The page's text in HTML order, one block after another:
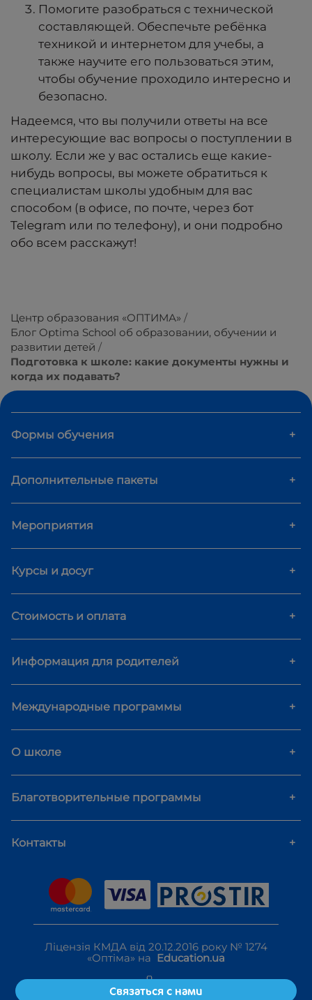
Помогите разобраться с технической
составляющей. Обеспечьте ребёнка
техникой и интернетом для учебы, а
также научите его пользоваться этим,
чтобы обучение проходило интересно и
безопасно.
Надеемся, что вы получили ответы на все
интересующие вас вопросы о поступлении в
школу. Если же у вас остались еще какие-
нибудь вопросы, вы можете обратиться к
специалистам школы удобным для вас
способом (в офисе, по почте, через бот
Telegram или по телефону), и они подробно
обо всем расскажут!
Центр образования «ОПТИМА»
Блог Optima School об образовании, обучении и
развитии детей
Подготовка к школе: какие документы нужны и
когда их подавать?
Формы обучения +
Дополнительные пакеты +
Мероприятия +
Курсы и досуг +
Стоимость и оплата +
Информация для родителей +
Международные программы +
О школе +
Благотворительные программы +
Контакты +
Ліцензія КМДА від 20.12.2016 року № 1274
«Оптіма» на Education.ua
Связаться с нами